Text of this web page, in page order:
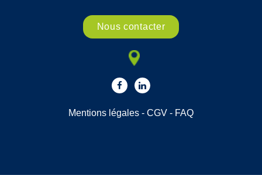
Nous contacter
Mentions légales - CGV - FAQ